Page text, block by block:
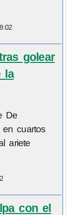
golear
la
De
cuartos
ariete
con el